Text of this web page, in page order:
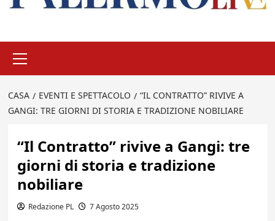
principale
CASA EVENTI E SPETTACOLO
“IL CONTRATTO” RIVIVE A
GANGI: TRE GIORNI DI STORIA E TRADIZIONE NOBILIARE
“Il Contratto” rivive a Gangi: tre
giorni di storia e tradizione
nobiliare
Redazione PL 7 Agosto 2025